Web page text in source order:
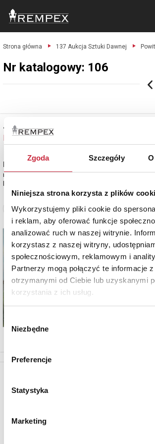
Zgoda Szczegóły
Niniejsza strona korzysta z plików
Wykorzystujemy pliki cookie do
i reklam, aby oferować funkcje
analizować ruch w naszej witrynie.
korzystasz z naszej witryny,
społecznościowym, reklamowym i
Partnerzy mogą połączyć te informacje
otrzymanymi od Ciebie lub uzyskanymi
korzystania z ich usług.
Wybór
zgody
Niezbędne
Preferencje
Statystyka
Marketing
Strona główna 137 Aukcja Sztuki Dawnej
Nr katalogowy: 106
Józef BRANDT (1841 - 1915)
Nr katalogowy: 106
Powitanie stepu
miedzioryt kolorowany, papier naklejony na karton,
płyty), 49,5 x 86 cm (arkusz kartonu);
Zobacz pełne informacje
Aby otrzymywać informacje o nowych